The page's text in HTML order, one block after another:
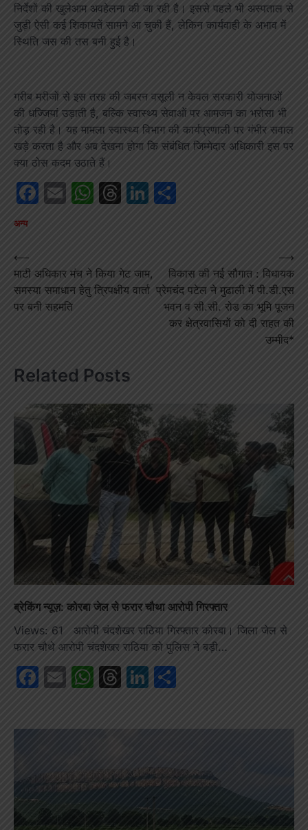
निर्देशों की खुलेआम अवहेलना की जा रही है। इससे पहले भी अस्पताल से
जुड़ी ऐसी कई शिकायतें सामने आ चुकी हैं, लेकिन कार्यवाही के अभाव में
स्थिति जस की तस बनी हुई है।
गरीब मरीजों से इस तरह की जबरन वसूली न केवल सरकारी योजनाओं
की धज्जियां उड़ाती है, बल्कि स्वास्थ्य सेवाओं पर आमजन का भरोसा भी
तोड़ रही है। यह मामला स्वास्थ्य विभाग की कार्यप्रणाली पर गंभीर सवाल
खड़े करता है और अब देखना होगा कि संबंधित जिम्मेदार अधिकारी इस पर
क्या ठोस कदम उठाते हैं।
Facebook
EmailWhatsApp
Threads
LinkedIn
अन्य
Post
navigation
⟵
माटी अधिकार मंच ने किया गेट जाम,
समस्या समाधान हेतु त्रिपक्षीय वार्ता
पर बनी सहमति
विकास की नई सौगात : विधायक
प्रेमचंद पटेल ने मुढाली में पी.डी.एस
भवन व सी.सी. रोड का भूमि पूजन
कर क्षेत्रवासियों को दी राहत की
उम्मीद*
⟶
Related Posts
ब्रेकिंग न्यूज़: कोरबा जेल से फरार चौथा आरोपी गिरफ्तार
Views: 61 आरोपी चंदशेखर राठिया गिरफ्तार कोरबा। जिला जेल से
फरार चौथे आरोपी चंदशेखर राठिया को पुलिस ने बड़ी…
Facebook
EmailWhatsApp
Threads
LinkedIn